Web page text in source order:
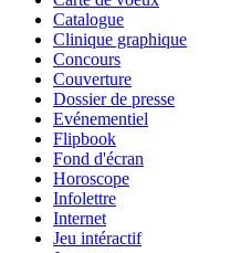
Catalogue
Clinique graphique
Concours
Couverture
Dossier de presse
Evénementiel
Flipbook
Fond d'écran
Horoscope
Infolettre
Internet
Jeu intéractif